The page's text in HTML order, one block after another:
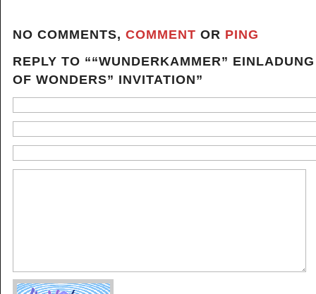
NO COMMENTS, COMMENT OR PING
REPLY TO ““WUNDERKAMMER”
OF WONDERS” INVITATION”